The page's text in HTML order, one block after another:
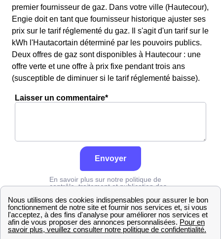
premier fournisseur de gaz. Dans votre ville (Hautecour),
Engie doit en tant que fournisseur historique ajuster ses
prix sur le tarif réglementé du gaz. Il s'agit d'un tarif sur le
kWh l'Hautacortain déterminé par les pouvoirs publics.
Deux offres de gaz sont disponibles à Hautecour : une
offre verte et une offre à prix fixe pendant trois ans
(susceptible de diminuer si le tarif réglementé baisse).
Laisser un commentaire*
Envoyer
En savoir plus sur notre politique de
contrôle, traitement et publication des
Engie Savoie Hautecour